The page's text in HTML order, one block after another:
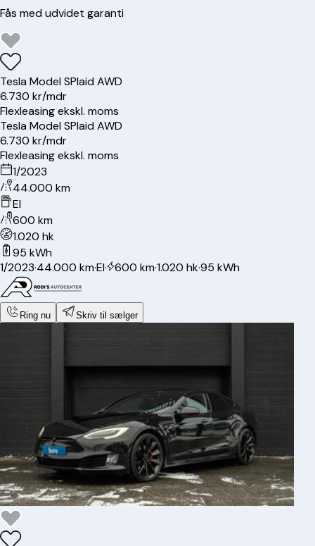
Fås med udvidet garanti
TeslaModel SPlaid AWD
6.730 kr/mdr
Flexleasing ekskl. moms
TeslaModel SPlaid AWD
6.730 kr/mdr
Flexleasing ekskl. moms
1/2023
44.000 km
El
600 km
1.020 hk
95 kWh
1/2023·44.000 km·El· 600 km·1.020 hk·95 kWh
Ring nu Skriv til sælger